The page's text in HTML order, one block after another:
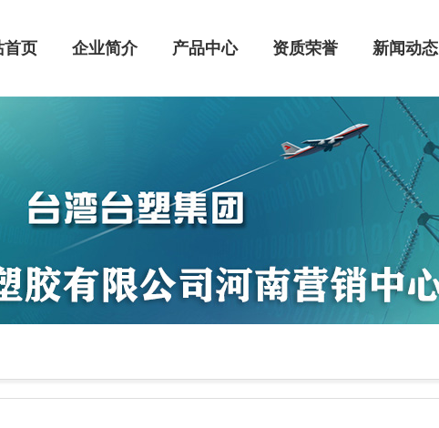
首页 企业简介 产品中心 资质荣誉 新闻动态